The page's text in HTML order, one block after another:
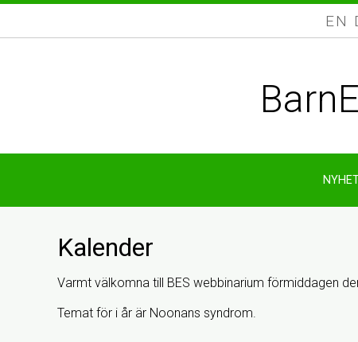
EN
Kalender
Varmt välkomna till BES webbinarium förmiddagen
Temat för i år är Noonans syndrom.